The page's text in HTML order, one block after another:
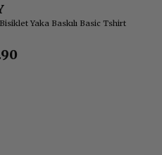
Yaka Baskılı Basic Tshirt